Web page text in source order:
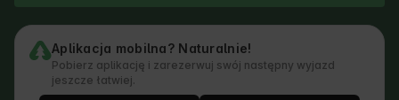
Aplikacja mobilna? Naturalnie!
Pobierz aplikację i zarezerwuj swój następny wyjazd
jeszcze łatwiej.